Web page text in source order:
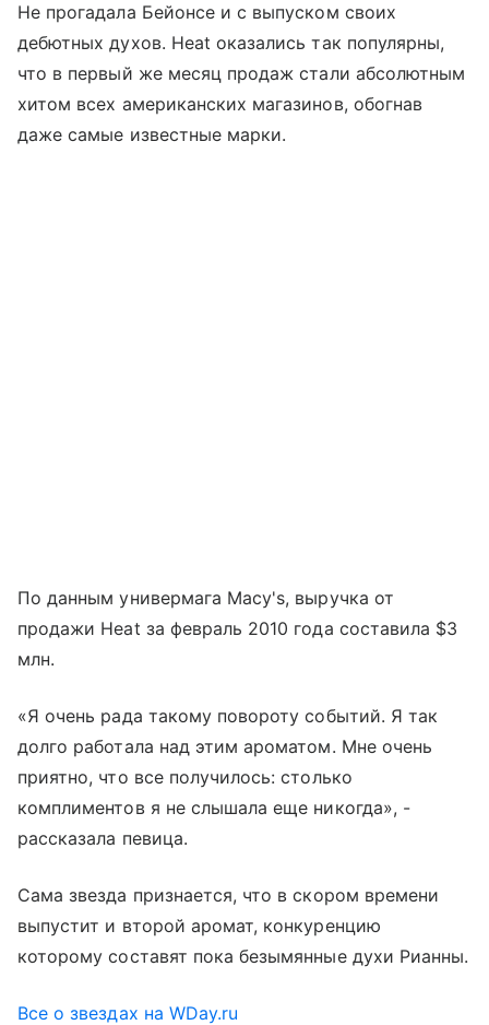
Не прогадала Бейонсе и с выпуском своих
дебютных духов. Heat оказались так популярны,
что в первый же месяц продаж стали абсолютным
хитом всех американских магазинов, обогнав
даже самые известные марки.
По данным универмага Macy's, выручка от
продажи Heat за февраль 2010 года составила $3
млн.
«Я очень рада такому повороту событий. Я так
долго работала над этим ароматом. Мне очень
приятно, что все получилось: столько
комплиментов я не слышала еще никогда», -
рассказала певица.
Сама звезда признается, что в скором времени
выпустит и второй аромат, конкуренцию
которому составят пока безымянные духи Рианны.
Все о звездах на WDay.ru